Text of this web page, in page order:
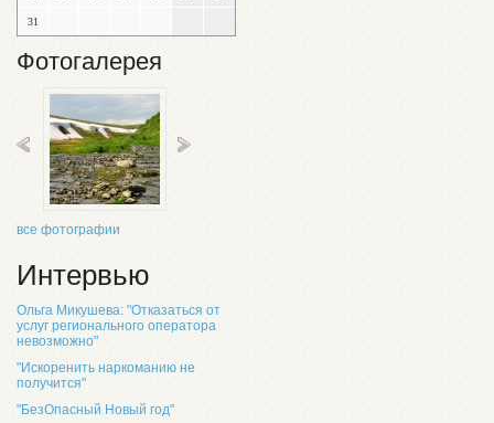
31
Фотогалерея
все фотографии
Интервью
Ольга Микушева: "Отказаться от
услуг регионального оператора
невозможно"
"Искоренить наркоманию не
получится"
"БезОпасный Новый год"